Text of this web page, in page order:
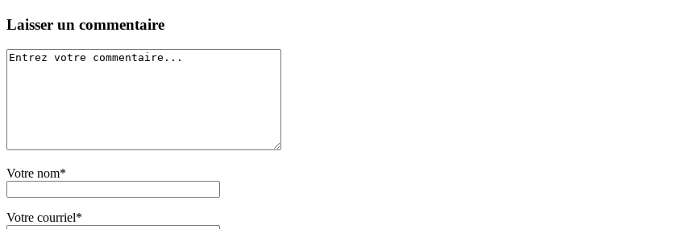
Laisser un commentaire
Votre nom*
Votre courriel*